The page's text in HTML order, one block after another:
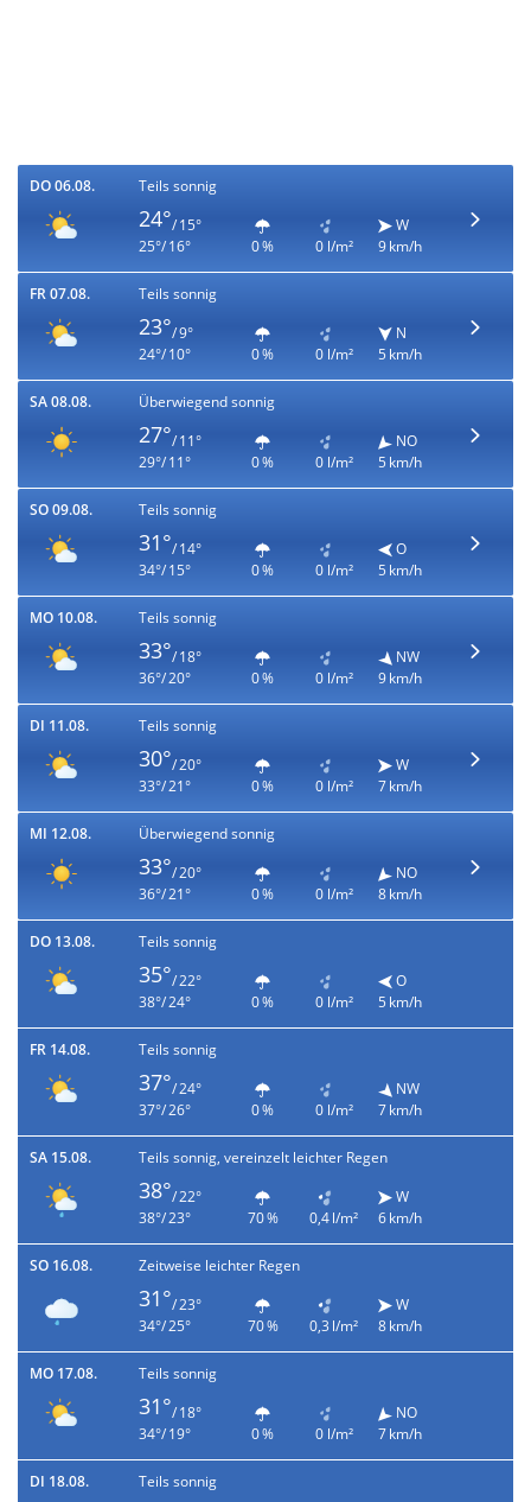
DO 06.08. Teils sonnig
24°/ 15°
25°/ 16°
0 % 0 l/m²
W
9 km/h
FR 07.08. Teils sonnig
23°/ 9°
24°/ 10°
0 % 0 l/m²
N
5 km/h
SA 08.08. Überwiegend sonnig
27°/ 11°
29°/ 11°
0 % 0 l/m²
NO
5 km/h
SO 09.08. Teils sonnig
31°/ 14°
34°/ 15°
0 % 0 l/m²
O
5 km/h
MO 10.08. Teils sonnig
33°/ 18°
36°/ 20°
0 % 0 l/m²
NW
9 km/h
DI 11.08. Teils sonnig
30°/ 20°
33°/ 21°
0 % 0 l/m²
W
7 km/h
MI 12.08. Überwiegend sonnig
33°/ 20°
36°/ 21°
0 % 0 l/m²
NO
8 km/h
DO 13.08. Teils sonnig
35°/ 22°
38°/ 24°
0 % 0 l/m²
O
5 km/h
FR 14.08. Teils sonnig
37°/ 24°
37°/ 26°
0 % 0 l/m²
NW
7 km/h
SA 15.08. Teils sonnig, vereinzelt leichter Regen
38°/ 22°
38°/ 23°
70 % 0,4 l/m²
W
6 km/h
SO 16.08. Zeitweise leichter Regen
31°/ 23°
34°/ 25°
70 % 0,3 l/m²
W
8 km/h
MO 17.08. Teils sonnig
31°/ 18°
34°/ 19°
0 % 0 l/m²
NO
7 km/h
DI 18.08. Teils sonnig